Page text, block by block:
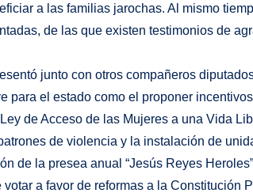
a las familias jarochas. Al mismo
de las que existen testimonios de
junto con otros compañeros
para el estado como el proponer
de Acceso de las Mujeres a una Vida
de violencia y la instalación de
de la presea anual “Jesús Reyes
a favor de reformas a la Constitución